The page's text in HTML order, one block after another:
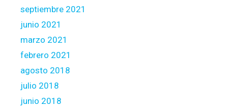
septiembre 2021
junio 2021
marzo 2021
febrero 2021
agosto 2018
julio 2018
junio 2018